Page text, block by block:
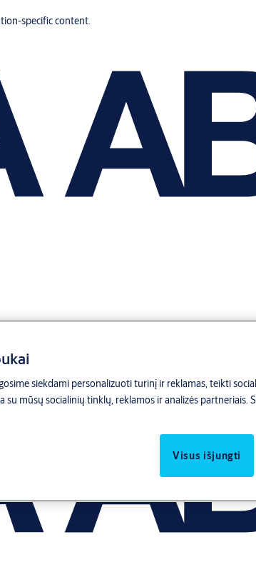
specific content.
siekdami personalizuoti turinį ir reklamas, teikti
mūsų socialinių tinklų, reklamos ir analizės partneriais.
Visus išjungti